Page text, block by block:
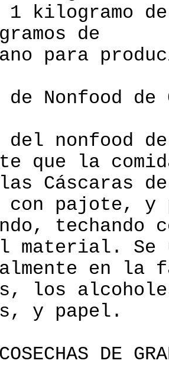
1 kilogramo
de
para
de Nonfood de
del nonfood de
que la
Cáscaras
con pajote, y
material.
en la
los
y papel.
DE